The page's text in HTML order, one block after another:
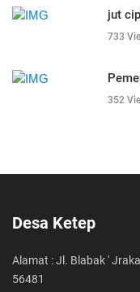
jut
733
352
Desa Ketep
Alamat : Jl. Blabak '
56481